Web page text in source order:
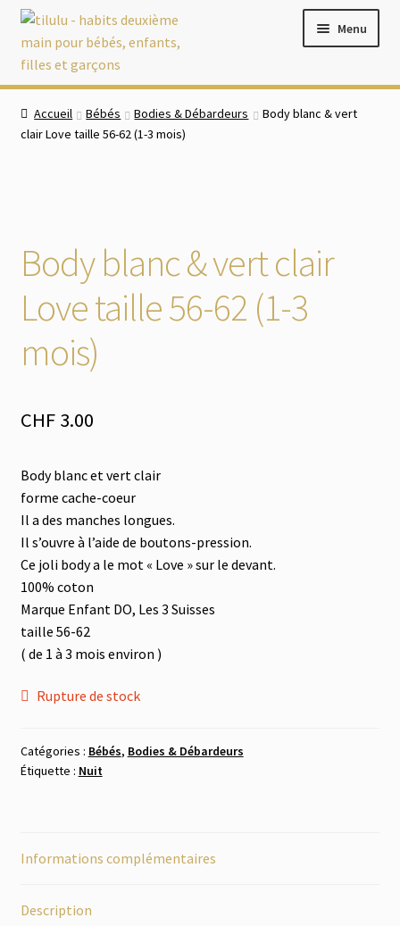
Aller
à
la
navigation
Aller
au
contenu
Menu
Chaussures
Tout à 2.-
Les Imparfaits
Accueil Bébés Bodies & Débardeurs
Body blanc & vert
clair Love taille 56-62 (1-3 mois)
Body blanc & vert clair
Love taille 56-62 (1-3
mois)
CHF3.00
Body blanc et vert clair
forme cache-coeur
Il a des manches longues.
Il s’ouvre à l’aide de boutons-pression.
Ce joli body a le mot « Love » sur le devant.
100% coton
Marque Enfant DO, Les 3 Suisses
taille 56-62
( de 1 à 3 mois environ )
Rupture de stock
Catégories : Bébés, Bodies & Débardeurs
Étiquette : Nuit
Informations complémentaires
Description